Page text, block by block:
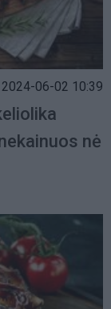
2024-06-02 10:39
nė